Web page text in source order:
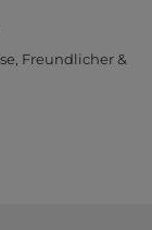
Freundlicher &